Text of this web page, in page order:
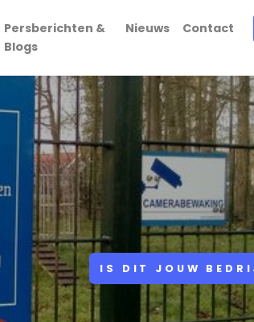
Persberichten &
Blogs
Nieuws Contact
IS DIT JOUW